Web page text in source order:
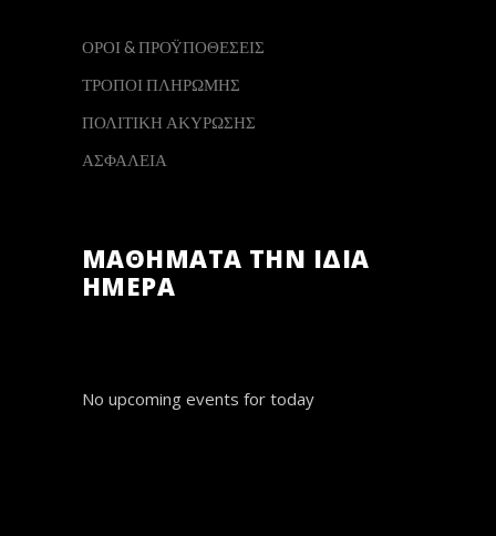
ΟΡΟΙ & ΠΡΟΫΠΟΘΕΣΕΙΣ
ΤΡΟΠΟΙ ΠΛΗΡΩΜΗΣ
ΠΟΛΙΤΙΚΗ ΑΚΥΡΩΣΗΣ
ΑΣΦΑΛΕΙΑ
ΜΑΘΗΜΑΤΑ ΤΗΝ ΙΔΙΑ
ΗΜΕΡΑ
No upcoming events for today